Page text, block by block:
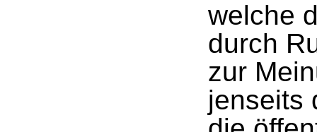
welche
durch
zur
jenseits